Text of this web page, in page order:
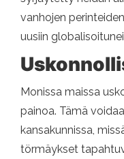
vanhojen
uusiin
Monissa maissa
painoa. Tämä
kansakunnissa,
törmäykset